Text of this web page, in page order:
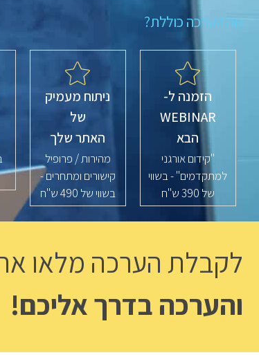
מה הערכה כוללת?
הזמנה ל-
WEBINAR
הבא
"קידום אורגני
למתקדמים" - בשווי
של 390 ש"ח
ניתוח מעמיק
של
האתר שלך
מהירות / פרופיל
קישורים ומתחרים -
בשווי של 490 ש"ח
לקבלת הערכה מלאו
והערכה בדרך אליכם!